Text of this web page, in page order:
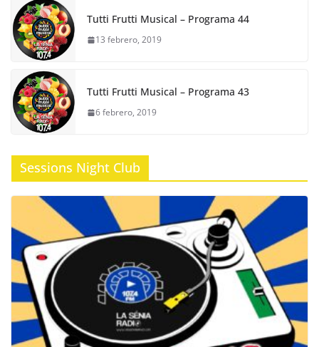
Tutti Frutti Musical – Programa 44
13 febrero, 2019
Tutti Frutti Musical – Programa 43
6 febrero, 2019
Sessions Night Club